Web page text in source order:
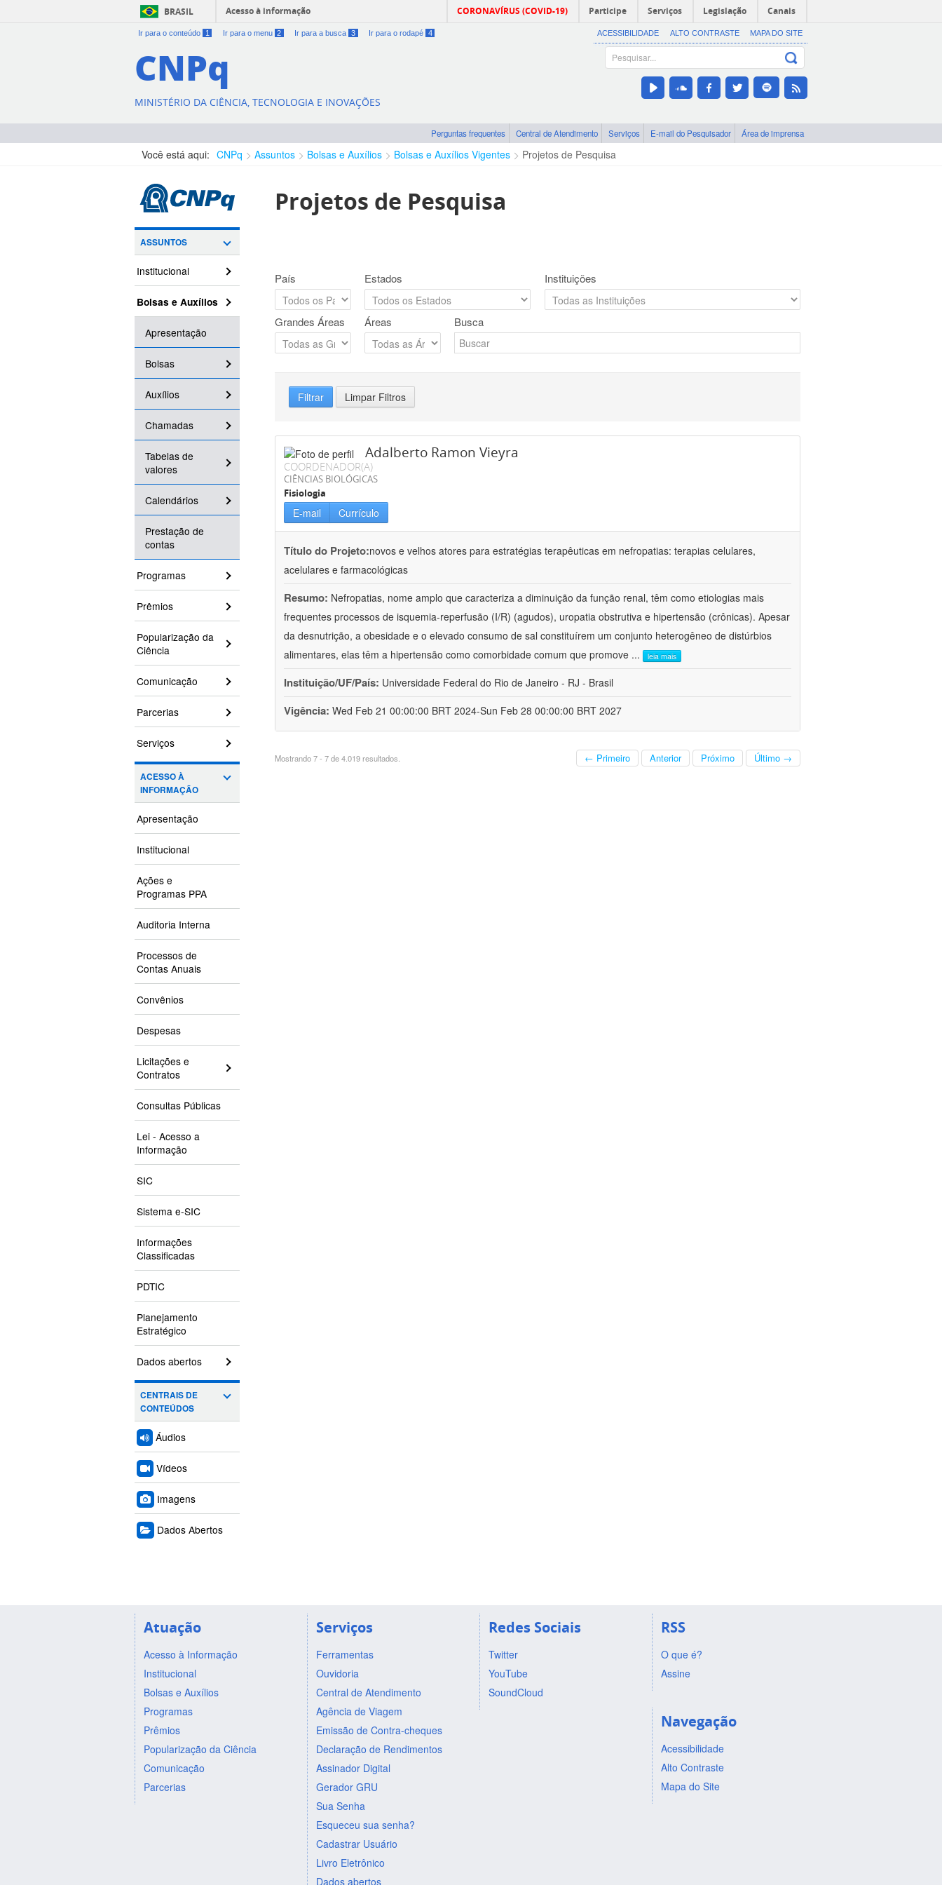
BRASIL Acesso à informação CORONAVÍRUS (COVID-19) Participe Serviços Legislação Canais
Ir para o conteúdo 1 Ir para o menu 2 Ir para a busca 3 Ir para o rodapé 4 ACESSIBILIDADE ALTO CONTRASTE MAPA DO SITE
CNPq
MINISTÉRIO DA CIÊNCIA, TECNOLOGIA E INOVAÇÕES
Perguntas frequentes Central de Atendimento Serviços E-mail do Pesquisador Área de imprensa
Você está aqui: CNPq Assuntos Bolsas e Auxílios Bolsas e Auxílios Vigentes Projetos de Pesquisa
ASSUNTOS
Institucional
Bolsas e Auxílios
Apresentação
Bolsas
Auxílios
Chamadas
Tabelas de
valores
Calendários
Prestação de
contas
Programas
Prêmios
Popularização da
Ciência
Comunicação
Parcerias
Serviços
ACESSO À
INFORMAÇÃO
Apresentação
Institucional
Ações e
Programas PPA
Auditoria Interna
Processos de
Contas Anuais
Convênios
Despesas
Licitações e
Contratos
Consultas Públicas
Lei - Acesso a
Informação
SIC
Sistema e-SIC
Informações
Classificadas
PDTIC
Planejamento
Estratégico
Dados abertos
CENTRAIS DE
CONTEÚDOS
Áudios
Vídeos
Imagens
Dados Abertos
Projetos de Pesquisa
País Estados Instituições
Grandes Áreas Áreas Busca
Filtrar Limpar Filtros
Adalberto Ramon Vieyra
COORDENADOR(A)
CIÊNCIAS BIOLÓGICAS
Fisiologia
E-mail Currículo
Título do Projeto:novos e velhos atores para estratégias terapêuticas em nefropatias: terapias celulares,
acelulares e farmacológicas
Resumo: Nefropatias, nome amplo que caracteriza a diminuição da função renal, têm como etiologias mais
frequentes processos de isquemia-reperfusão (I/R) (agudos), uropatia obstrutiva e hipertensão (crônicas). Apesar
da desnutrição, a obesidade e o elevado consumo de sal constituírem um conjunto heterogêneo de distúrbios
alimentares, elas têm a hipertensão como comorbidade comum que promove ... leia mais
Instituição/UF/País: Universidade Federal do Rio de Janeiro - RJ - Brasil
Vigência: Wed Feb 21 00:00:00 BRT 2024-Sun Feb 28 00:00:00 BRT 2027
Mostrando 7 - 7 de 4.019 resultados. ← Primeiro Anterior Próximo Último →
Atuação
Acesso à Informação
Institucional
Bolsas e Auxílios
Programas
Prêmios
Popularização da Ciência
Comunicação
Parcerias
Serviços
Ferramentas
Ouvidoria
Central de Atendimento
Agência de Viagem
Emissão de Contra-cheques
Declaração de Rendimentos
Assinador Digital
Gerador GRU
Sua Senha
Esqueceu sua senha?
Cadastrar Usuário
Livro Eletrônico
Dados abertos
Redes Sociais
Twitter
YouTube
SoundCloud
RSS
O que é?
Assine
Navegação
Acessibilidade
Alto Contraste
Mapa do Site